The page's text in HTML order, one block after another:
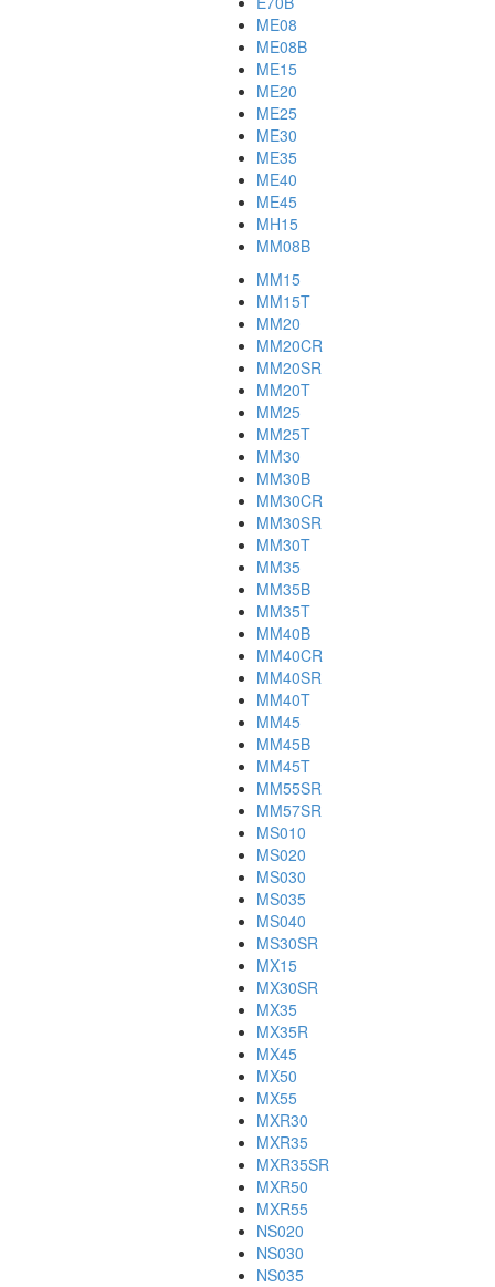
ME08
ME08B
ME15
ME20
ME25
ME30
ME35
ME40
ME45
MH15
MM08B
MM15
MM15T
MM20
MM20CR
MM20SR
MM20T
MM25
MM25T
MM30
MM30B
MM30CR
MM30SR
MM30T
MM35
MM35B
MM35T
MM40B
MM40CR
MM40SR
MM40T
MM45
MM45B
MM45T
MM55SR
MM57SR
MS010
MS020
MS030
MS035
MS040
MS30SR
MX15
MX30SR
MX35
MX35R
MX45
MX50
MX55
MXR30
MXR35
MXR35SR
MXR50
MXR55
NS020
NS030
NS035